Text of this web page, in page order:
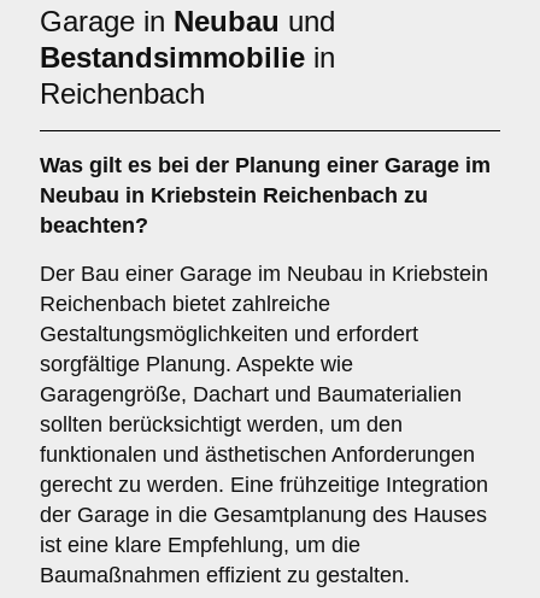
Garage in Neubau und
Bestandsimmobilie in
Reichenbach
Was gilt es bei der Planung einer Garage im
Neubau in Kriebstein Reichenbach zu
beachten?
Der Bau einer Garage im Neubau in Kriebstein
Reichenbach bietet zahlreiche
Gestaltungsmöglichkeiten und erfordert
sorgfältige Planung. Aspekte wie
Garagengröße, Dachart und Baumaterialien
sollten berücksichtigt werden, um den
funktionalen und ästhetischen Anforderungen
gerecht zu werden. Eine frühzeitige Integration
der Garage in die Gesamtplanung des Hauses
ist eine klare Empfehlung, um die
Baumaßnahmen effizient zu gestalten.